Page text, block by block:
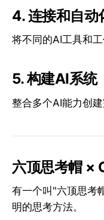
4. 连接和自动
将不同的AI工具和
5. 构建AI系统
整合多个AI能力创
六顶思考帽 ×
有一个叫"六顶思考
明的思考方法。